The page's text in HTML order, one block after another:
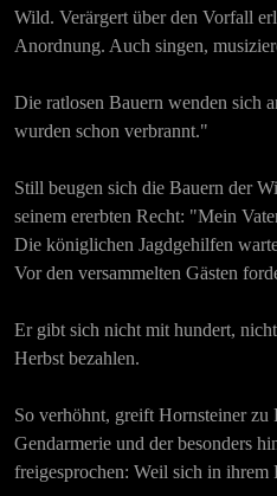
Wild. Verärgert über den Vorfall
Anordnung. Auch singen,
Die ratlosen Bauern wenden sich
wurden schon verbrannt."
Still beugen sich die Bauern der
seinem ererbten Recht: "Mein
Die königlichen Jagdgehilfen
Vor den versammelten Gästen
Er gibt sich nicht mit hundert,
Herbst bezahlen.
So verhöhnt, greift Hornsteiner
Gendarmerie und der besonders
freigesprochen: Weil sich in